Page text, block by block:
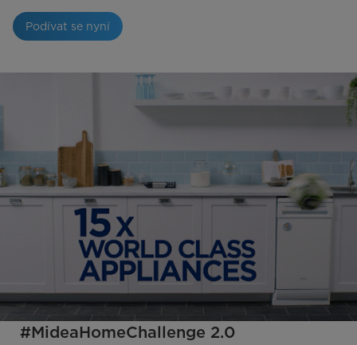
Podívat se nyní
#MideaHomeChallenge 2.0